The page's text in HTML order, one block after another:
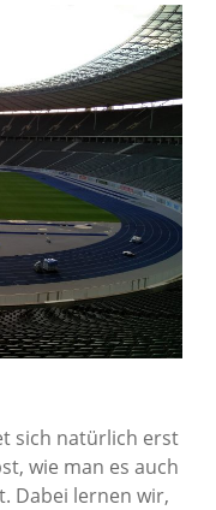
sich natürlich erst
wie man es auch
Dabei lernen wir,